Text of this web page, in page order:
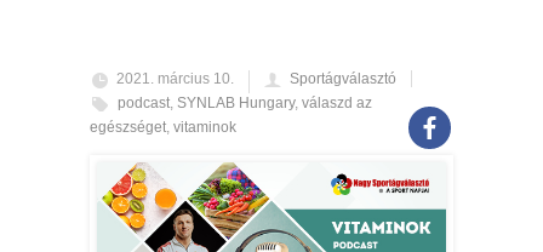
2021. március 10.
Sportágválasztó
podcast, SYNLAB Hungary, válaszd az
egészséget, vitaminok